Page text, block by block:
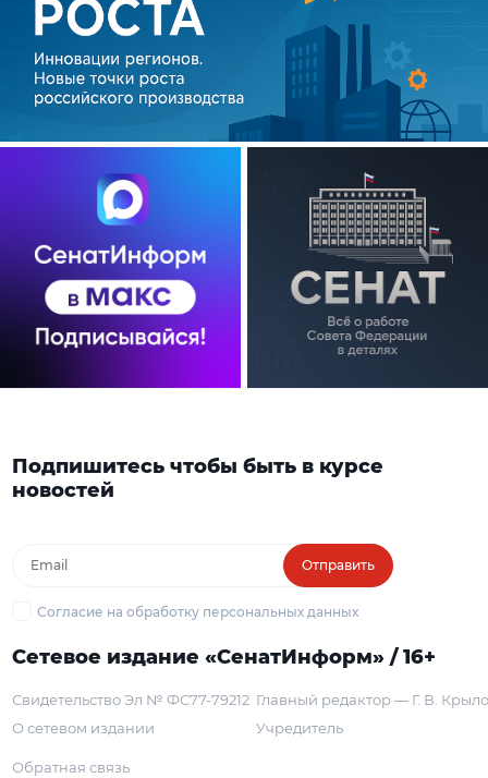
Подпишитесь чтобы быть в курсе
новостей
Отправить
Согласие на обработку персональных данных
Сетевое издание «СенатИнформ» / 16+
Свидетельство Эл № ФС77-79212
О сетевом издании
Главный редактор — Г. В.
Учредитель
Обратная связь